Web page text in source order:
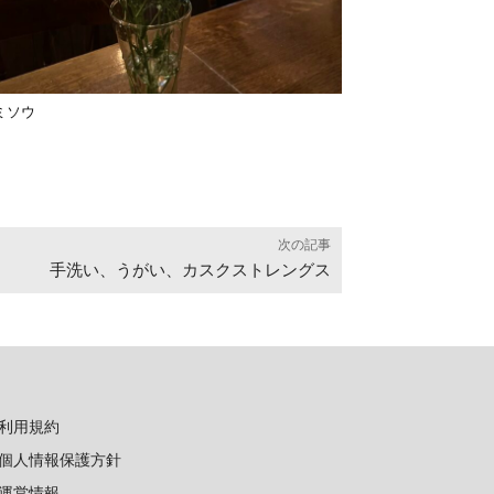
ソウ
次の記事
手洗い、うがい、カスクストレングス
用規約
人情報保護方針